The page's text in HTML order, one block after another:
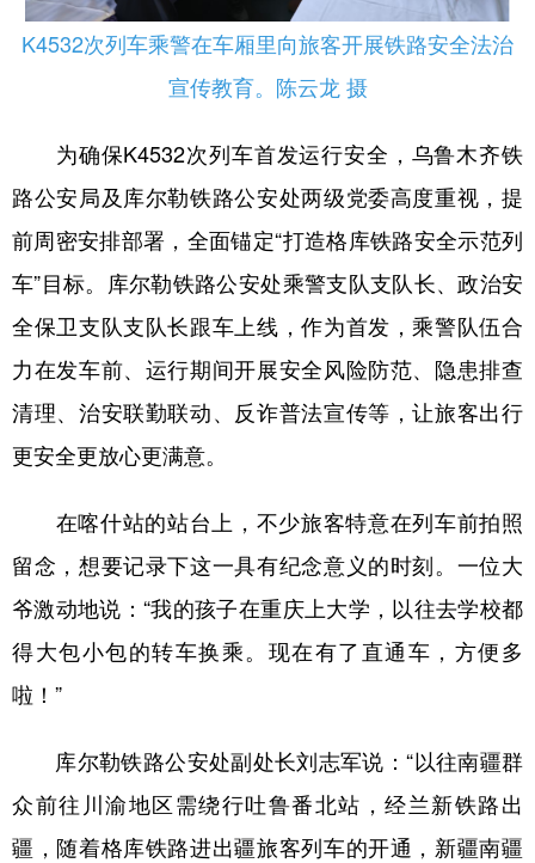
K4532次列车乘警在车厢里向旅客开展铁路安全法治
宣传教育。陈云龙 摄
为确保K4532次列车首发运行安全，乌鲁木齐铁
路公安局及库尔勒铁路公安处两级党委高度重视，提
前周密安排部署，全面锚定“打造格库铁路安全示范列
车”目标。库尔勒铁路公安处乘警支队支队长、政治安
全保卫支队支队长跟车上线，作为首发，乘警队伍合
力在发车前、运行期间开展安全风险防范、隐患排查
清理、治安联勤联动、反诈普法宣传等，让旅客出行
更安全更放心更满意。
在喀什站的站台上，不少旅客特意在列车前拍照
留念，想要记录下这一具有纪念意义的时刻。一位大
爷激动地说：“我的孩子在重庆上大学，以往去学校都
得大包小包的转车换乘。现在有了直通车，方便多
啦！”
库尔勒铁路公安处副处长刘志军说：“以往南疆群
众前往川渝地区需绕行吐鲁番北站，经兰新铁路出
疆，随着格库铁路进出疆旅客列车的开通，新疆南疆